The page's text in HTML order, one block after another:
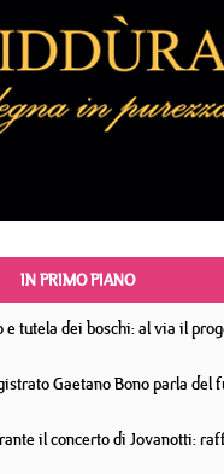
IN PRIMO PIANO
tutela dei boschi: al via il
Gaetano Bono parla del
il concerto di Jovanotti: